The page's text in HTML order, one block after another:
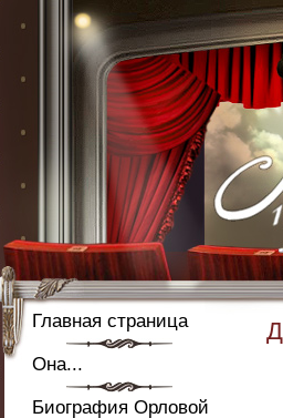
Главная страница
Она...
Биография Орловой